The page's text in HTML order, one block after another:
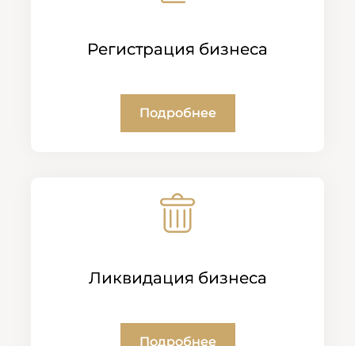
Регистрация бизнеса
Подробнее
Ликвидация бизнеса
Подробнее